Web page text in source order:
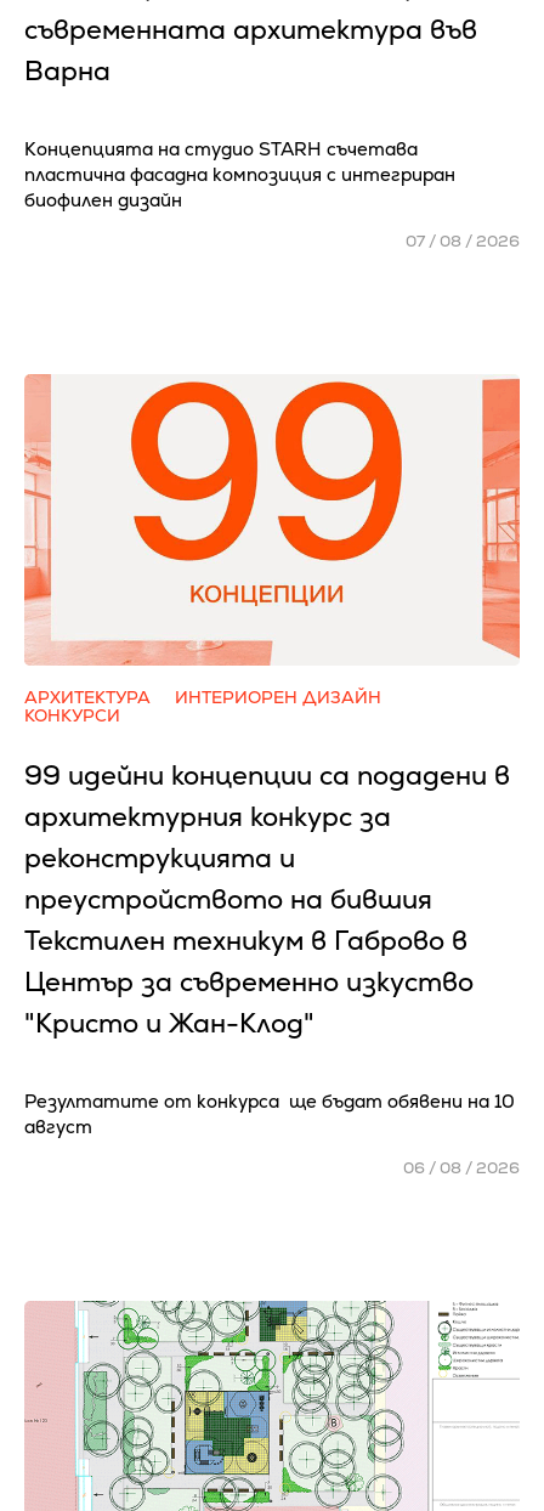
съвременната архитектура във
Варна
Концепцията на студио STARH съчетава
пластична фасадна композиция с интегриран
биофилен дизайн
07 / 08 / 2026
АРХИТЕКТУРА
ИНТЕРИОРЕН ДИЗАЙН
КОНКУРСИ
99 идейни концепции са подадени в
архитектурния конкурс за
реконструкцията и
преустройството на бившия
Текстилен техникум в Габрово в
Център за съвременно изкуство
"Кристо и Жан-Клод"
Резултатите от конкурса ще бъдат обявени на 10
август
06 / 08 / 2026